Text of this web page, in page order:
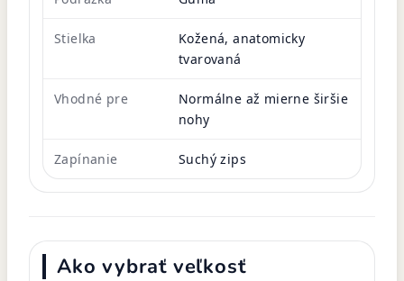
Stielka
Kožená, anatomicky
tvarovaná
Vhodné pre
Normálne až mierne širšie
nohy
Zapínanie Suchý zips
Ako vybrať veľkosť